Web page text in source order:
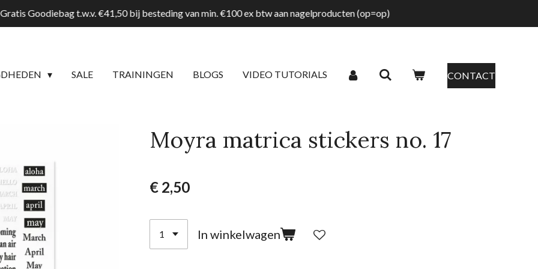
Goodiebag t.w.v. €41,50 bij besteding van min. €100 ex btw aan nagelproducten (op=op)
SALE TRAININGEN BLOGS VIDEO TUTORIALS CONTACT
Moyra matrica stickers no. 17
€ 2,50
In winkelwagen